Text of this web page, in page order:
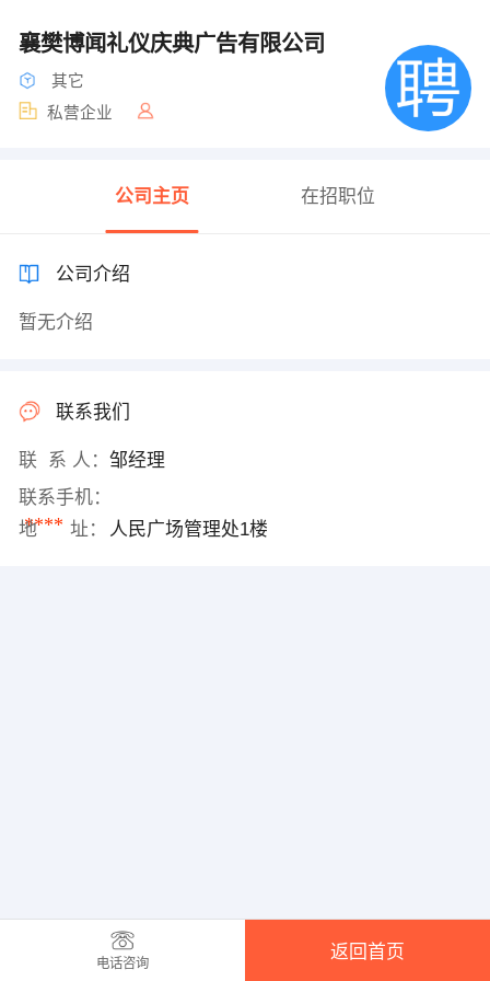
襄樊博闻礼仪庆典广告有限公司
其它
私营企业
公司主页 在招职位
公司介绍
暂无介绍
联系我们
联 系 人： 邹经理
联系手机：
****
地 址： 人民广场管理处1楼
电话咨询
返回首页